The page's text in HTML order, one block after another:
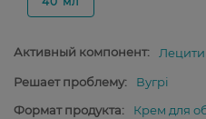
Активный компонент:
Решает проблему:
Вугрі
Формат продукта:
Крем для